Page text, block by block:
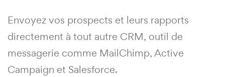
Envoyez vos prospects et leurs rapports
directement à tout autre CRM, outil de
messagerie comme MailChimp, Active
Campaign et Salesforce.